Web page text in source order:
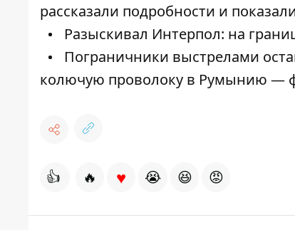
рассказали подробности и
Разыскивал Интерпол: на
Пограничники выстрелами
колючую проволоку в Румынию —
👍 🔥 ♥ 😭 😆 😡